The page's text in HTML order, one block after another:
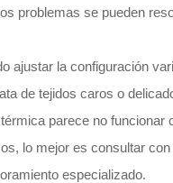
problemas se pueden
ajustar la configuración
de tejidos caros o
parece no funcionar
lo mejor es consultar
especializado.